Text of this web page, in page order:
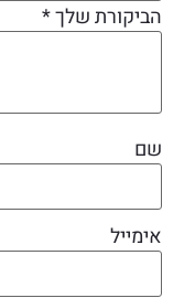
הביקורת שלך*
שם
אימייל